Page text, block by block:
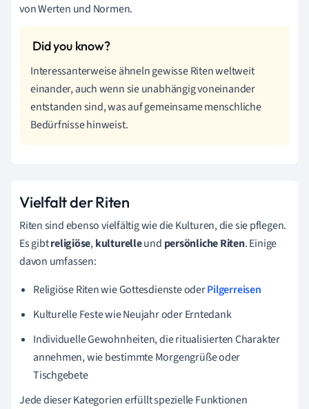
von Werten und Normen.
Interessanterweise ähneln gewisse Riten weltweit
einander, auch wenn sie unabhängig voneinander
entstanden sind, was auf gemeinsame menschliche
Bedürfnisse hinweist.
Vielfalt der Riten
Riten sind ebenso vielfältig wie die Kulturen, die sie pflegen.
Es gibtreligiöse,kulturelleund persönliche Riten. Einige
davon umfassen:
Religiöse Riten wie Gottesdienste oderPilgerreisen
Kulturelle Feste wie Neujahr oder Erntedank
Individuelle Gewohnheiten, die ritualisierten Charakter
annehmen, wie bestimmte Morgengrüße oder
Tischgebete
Jede dieser Kategorien erfüllt spezielle Funktionen